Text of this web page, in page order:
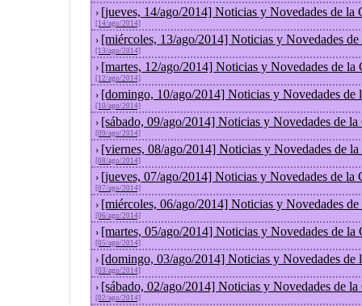
› [jueves, 14/ago/2014] Noticias y Novedades de la
[14/ago/2014]
› [miércoles, 13/ago/2014] Noticias y Novedades
[13/ago/2014]
› [martes, 12/ago/2014] Noticias y Novedades de la
[12/ago/2014]
› [domingo, 10/ago/2014] Noticias y Novedades de
[10/ago/2014]
› [sábado, 09/ago/2014] Noticias y Novedades de
[09/ago/2014]
› [viernes, 08/ago/2014] Noticias y Novedades de
[08/ago/2014]
› [jueves, 07/ago/2014] Noticias y Novedades de la
[07/ago/2014]
› [miércoles, 06/ago/2014] Noticias y Novedades
[06/ago/2014]
› [martes, 05/ago/2014] Noticias y Novedades de la
[05/ago/2014]
› [domingo, 03/ago/2014] Noticias y Novedades de
[03/ago/2014]
› [sábado, 02/ago/2014] Noticias y Novedades de
[02/ago/2014]